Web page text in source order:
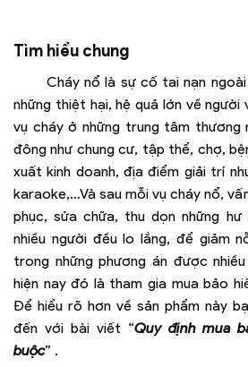
Tìm hiểu chung
Cháy nổ là sự cố tai nạn
những thiệt hại, hệ quả lớn về
vụ cháy ở những trung tâm
đông như chung cư, tập thể, chợ,
xuất kinh doanh, địa điểm giải trí
karaoke,…Và sau mỗi vụ cháy nổ,
phục, sửa chữa, thu dọn những
nhiều người đều lo lắng, để giảm
trong những phương án được
hiện nay đó là tham gia mua bảo
Để hiểu rõ hơn về sản phẩm này
đến với bài viết “Quy định mua
buộc” .